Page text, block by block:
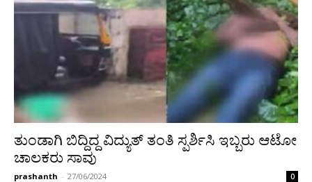
ತುಂಡಾಗಿ ಬಿದ್ದಿದ್ದ ವಿದ್ಯುತ್ ತಂತಿ ಸ್ಪರ್ಶಿಸಿ ಇಬ್ಬರು ಆಟೋ
ಚಾಲಕರು ಸಾವು
prashanth - 27/06/2024 0